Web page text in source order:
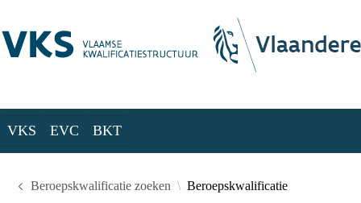
VKS EVC BKT
Beroepskwalificatie zoeken Beroepskwalificatie